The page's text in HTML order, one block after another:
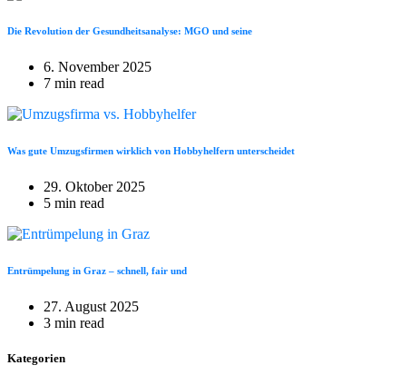
Die Revolution der Gesundheitsanalyse: MGO und seine
6. November 2025
7 min read
Was gute Umzugsfirmen wirklich von Hobbyhelfern unterscheidet
29. Oktober 2025
5 min read
Entrümpelung in Graz – schnell, fair und
27. August 2025
3 min read
Kategorien